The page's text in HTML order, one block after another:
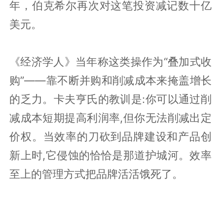
年，伯克希尔再次对这笔投资减记数十亿
美元。
《经济学人》当年称这类操作为“叠加式收
购”——靠不断并购和削减成本来掩盖增长
的乏力。卡夫亨氏的教训是:你可以通过削
减成本短期提高利润率,但你无法削减出定
价权。当效率的刀砍到品牌建设和产品创
新上时,它侵蚀的恰恰是那道护城河。效率
至上的管理方式把品牌活活饿死了。